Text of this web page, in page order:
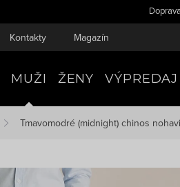
Kontakty Magazín
MUŽI ŽENY VÝPREDAJ
Tmavomodré (midnight) chinos